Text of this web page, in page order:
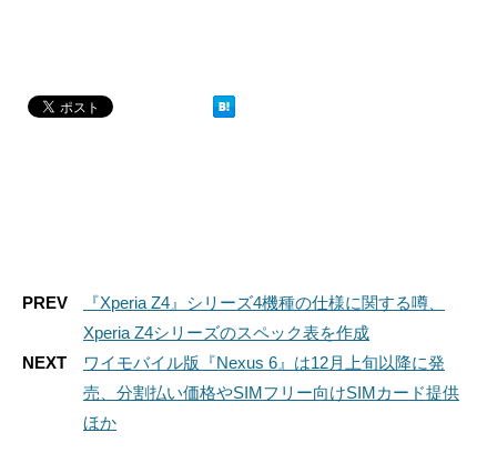
PREV
『Xperia Z4』シリーズ4機種の仕様に関する噂、
Xperia Z4シリーズのスペック表を作成
NEXT
ワイモバイル版『Nexus 6』は12月上旬以降に発
売、分割払い価格やSIMフリー向けSIMカード提供
ほか